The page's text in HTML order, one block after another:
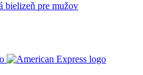
bielizeň pre mužov